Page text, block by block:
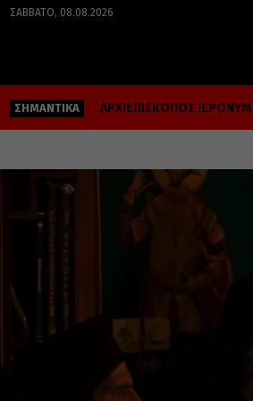
ΣΆΒΒΑΤΟ, 08.08.2026
ΣΗΜΑΝΤΙΚΑ ΑΡΧΙΕΠΙΣΚΟΠΟΣ